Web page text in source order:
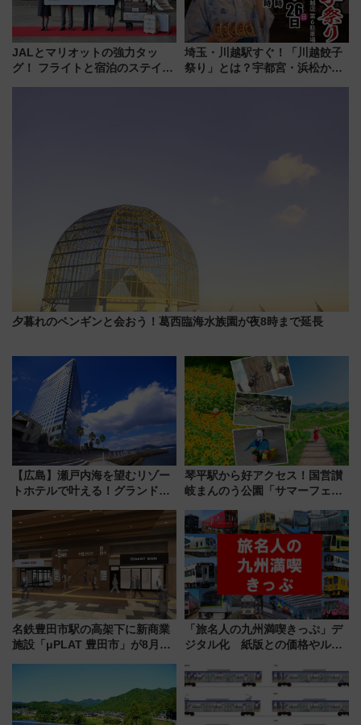
JALとマリオットの強力タッ
グ！ フライトと宿泊のステイタ
埼玉・川越駅すぐ！「川越餃子
祭り」とは？宇都宮・浜松から
夕暮れのペンギンと会おう！葛西臨海水族園が夜8時まで延長
【広島】瀬戸内海を望むリゾー
トホテルで叶える！グランドプ
ディング＆カジュアルパーティ
ープラン
琴平駅から好アクセス！国営讃
岐まんのう公園「サマーフェス
ブトムシに楽しいがいっぱい
名鉄豊田市駅の高架下に新商業
施設「μPLAT 豊田市」が8月26
「旅名人の九州満喫きっぷ」デ
ジタル化 紙版との価格やルー